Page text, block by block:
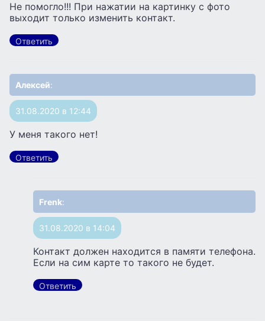
Не помогло!!! При нажатии на картинку с фото
выходит только изменить контакт.
Ответить
Алексей:
31.08.2020 в 12:44
У меня такого нет!
Ответить
Frenk:
31.08.2020 в 14:04
Контакт должен находится в памяти телефона.
Если на сим карте то такого не будет.
Ответить